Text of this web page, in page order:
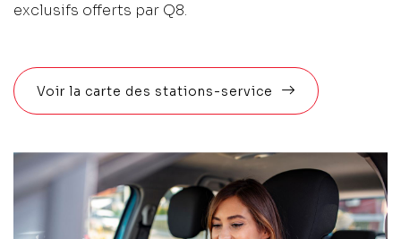
exclusifs offerts par Q8.
Voir la carte des stations-service